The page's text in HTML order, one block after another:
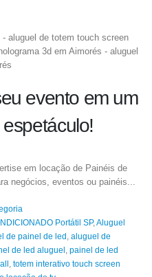
aluguel de totem touch screen
3d em Aimorés - aluguel
evento em um
em locação de Painéis de
negócios, eventos ou painéis...
Portátil SP, Aluguel
de painel de led aluguel de
de led aluguel painel de led
totem interativo touch screen